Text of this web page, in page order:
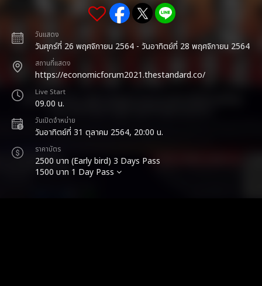
วันแสดง
วันศุกร์ที่ 26 พฤศจิกายน 2564 - วันอาทิตย์ที่ 28 พฤศจิกายน 2564
สถานที่แสดง
https://economicforum2021.thestandard.co/
Live Start
09.00 น.
วันเปิดจำหน่าย
วันอาทิตย์ที่ 31 ตุลาคม 2564, 20:00 น.
ราคาบัตร
2500 บาท (Early bird) 3 Days Pass
1500 บาท 1 Day Pass